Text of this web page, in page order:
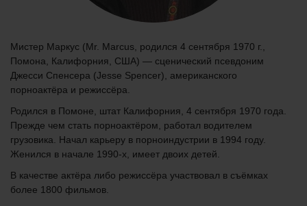
Мистер Маркус (Mr. Marcus, родился 4 сентября 1970 г.,
Помона, Калифорния, США) — сценический псевдоним
Джесси Спенсера (Jesse Spencer), американского
порноактёра и режиссёра.
Родился в Помоне, штат Калифорния, 4 сентября 1970 года.
Прежде чем стать порноактёром, работал водителем
грузовика. Начал карьеру в порноиндустрии в 1994 году.
Женился в начале 1990-х, имеет двоих детей.
В качестве актёра либо режиссёра участвовал в съёмках
более 1800 фильмов.